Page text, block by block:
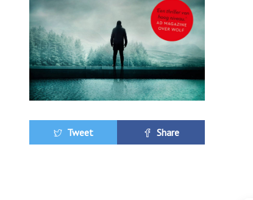
Tweet Share